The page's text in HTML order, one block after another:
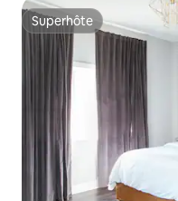
Superhôte
Superhôte